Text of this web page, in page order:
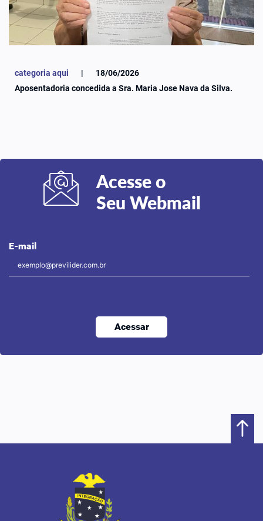
categoria aqui |
18/06/2026
Aposentadoria concedida a Sra. Maria Jose Nava da Silva.
Acesse o
Seu Webmail
E-mail
Acessar